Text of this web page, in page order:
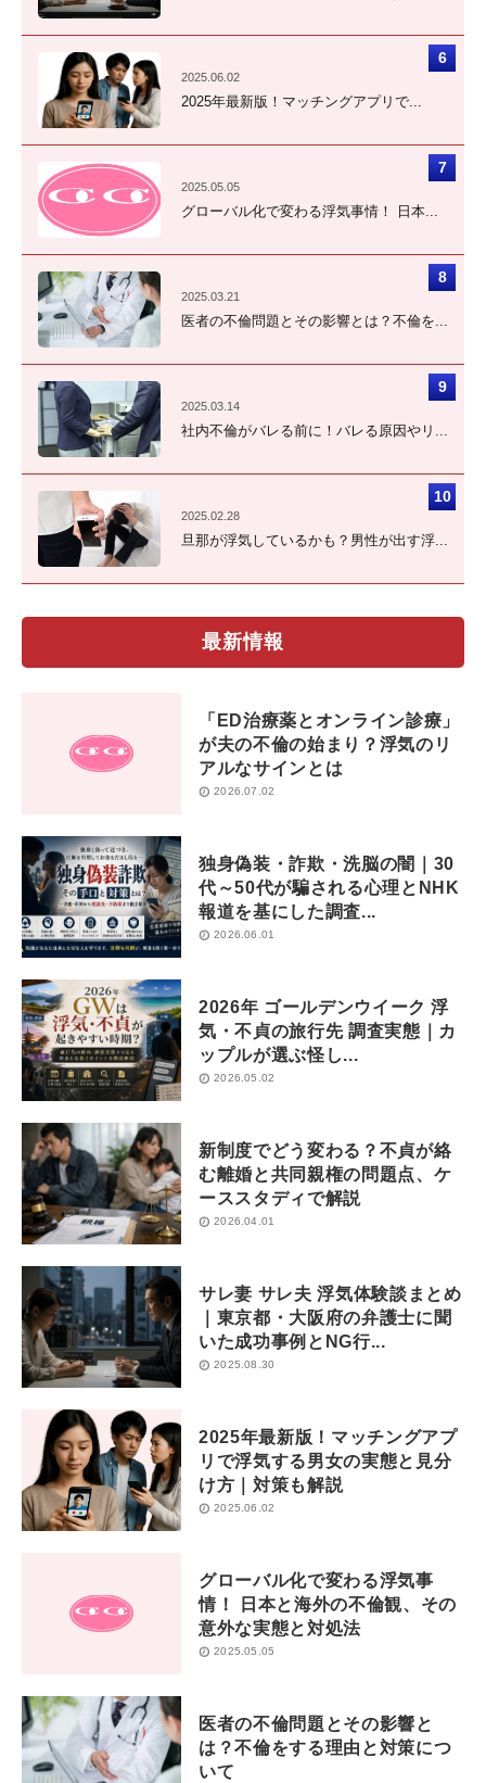
2025.06.02
2025年最新版！マッチングアプリで...
2025.05.05
グローバル化で変わる浮気事情！ 日本...
2025.03.21
医者の不倫問題とその影響とは？不倫を...
2025.03.14
社内不倫がバレる前に！バレる原因やリ...
2025.02.28
旦那が浮気しているかも？男性が出す浮...
最新情報
「ED治療薬とオンライン診療」
が夫の不倫の始まり？浮気のリ
アルなサインとは
2026.07.02
独身偽装・詐欺・洗脳の闇｜30
代～50代が騙される心理とNHK
報道を基にした調査...
2026.06.01
2026年 ゴールデンウイーク 浮
気・不貞の旅行先 調査実態｜カ
ップルが選ぶ怪し...
2026.05.02
新制度でどう変わる？不貞が絡
む離婚と共同親権の問題点、ケ
ーススタディで解説
2026.04.01
サレ妻 サレ夫 浮気体験談まとめ
｜東京都・大阪府の弁護士に聞
いた成功事例とNG行...
2025.08.30
2025年最新版！マッチングアプ
リで浮気する男女の実態と見分
け方｜対策も解説
2025.06.02
グローバル化で変わる浮気事
情！ 日本と海外の不倫観、その
意外な実態と対処法
2025.05.05
医者の不倫問題とその影響と
は？不倫をする理由と対策につ
いて